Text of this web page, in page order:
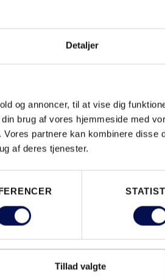
Detaljer
og annoncer, til at vise dig
brug af vores hjemmeside med
partnere kan kombinere disse
af deres tjenester.
Tillad valgte